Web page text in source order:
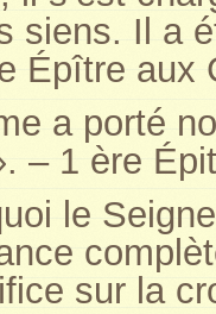
siens. Il a
Épître aux
a porté
– 1 ère
le
sur la